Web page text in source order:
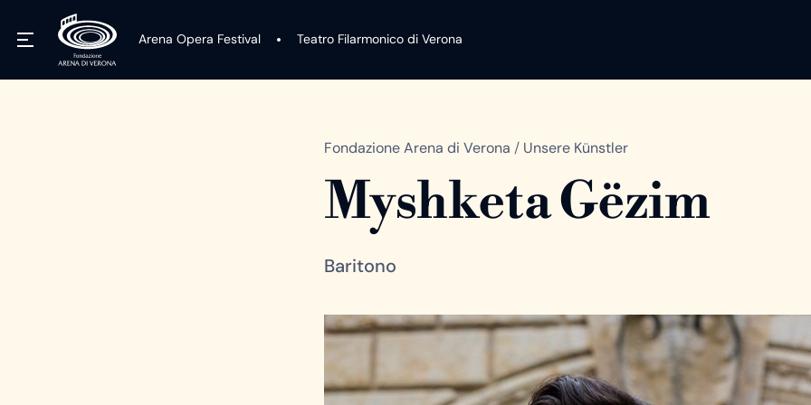
Arena Opera Festival Teatro Filarmonico di Verona
Fondazione Arena di Verona / Unsere Künstler
Myshketa Gëzim
Baritono